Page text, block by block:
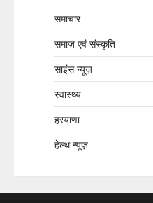
समाचार
समाज एवं संस्कृति
साइंस न्यूज़
स्वास्थ्य
हरयाणा
हेल्थ न्यूज़